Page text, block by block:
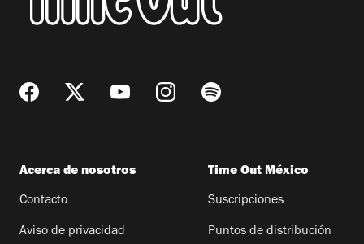
Acerca de nosotros
Contacto
Aviso de privacidad
Time Out México
Suscripciones
Puntos de distribución